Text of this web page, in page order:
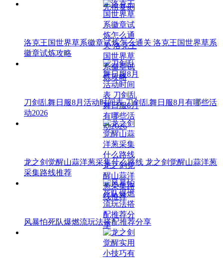
洛克王国世界草系徽章试炼怎么通关 洛克王国世界草系
徽章试炼攻略
刀剑乱舞日服8月活动时间表 刀剑乱舞日服8月有哪些活
动2026
龙之剑觉醒山蒜洋葱采集什么路线 龙之剑觉醒山蒜洋葱
采集路线推荐
风暴怕死队爆燃流玩法搭配推荐分享